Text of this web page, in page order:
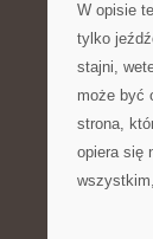
W opisie
tylko
stajni,
może być
strona,
opiera się